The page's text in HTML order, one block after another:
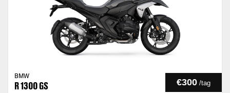
BMW
R 1300 GS €300 /tag